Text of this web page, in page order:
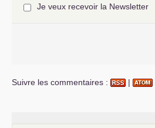
Je veux recevoir la Newsletter
Suivre les commentaires : |